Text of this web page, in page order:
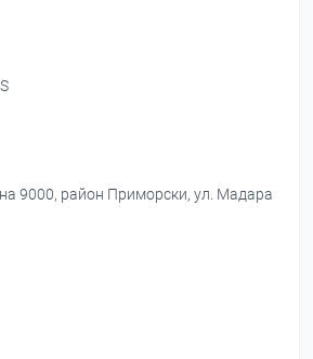
9000, район Приморски, ул. Мадара